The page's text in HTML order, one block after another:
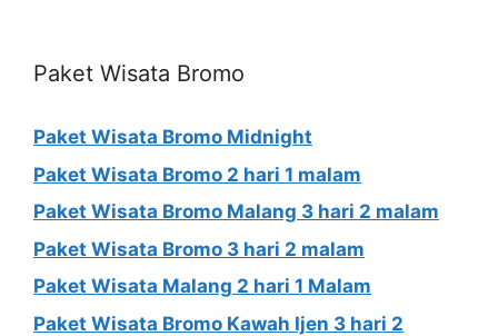
Paket Wisata Bromo
Paket Wisata Bromo Midnight
Paket Wisata Bromo 2 hari 1 malam
Paket Wisata Bromo Malang 3 hari 2 malam
Paket Wisata Bromo 3 hari 2 malam
Paket Wisata Malang 2 hari 1 Malam
Paket Wisata Bromo Kawah Ijen 3 hari 2